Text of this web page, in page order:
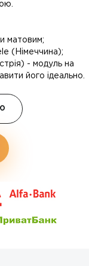
матовим;
(Німеччина);
- модуль на
його ідеально.